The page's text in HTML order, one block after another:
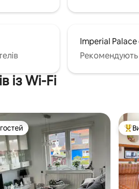
Imperial
Рекомендують
із Wi-Fi
гостей Топ